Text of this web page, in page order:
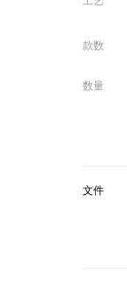
款数
数量
文件